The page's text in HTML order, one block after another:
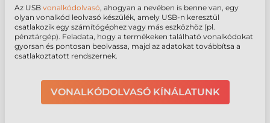
Az USB vonalkódolvasó, ahogyan a nevében is benne van, egy
olyan vonalkód leolvasó készülék, amely USB-n keresztül
csatlakozik egy számítógéphez vagy más eszközhöz (pl.
pénztárgép). Feladata, hogy a termékeken található vonalkódokat
gyorsan és pontosan beolvassa, majd az adatokat továbbítsa a
csatlakoztatott rendszernek.
VONALKÓDOLVASÓ KÍNÁLATUNK